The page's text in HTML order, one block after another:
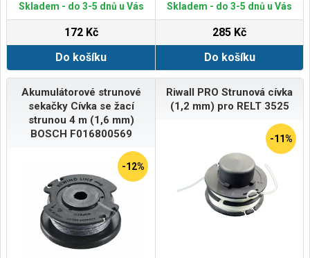
Skladem - do 3-5 dnů u Vás
172 Kč
Do košíku
Skladem - do 3-5 dnů u Vás
285 Kč
Do košíku
Akumulátorové strunové
sekačky Cívka se žací
strunou 4 m (1,6 mm)
BOSCH F016800569
-12%
Riwall PRO Strunová cívka
(1,2 mm) pro RELT 3525
-11%